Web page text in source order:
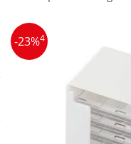
Aktuelle Coupons
Arzneimittel
Bio & Genuss
-23%4